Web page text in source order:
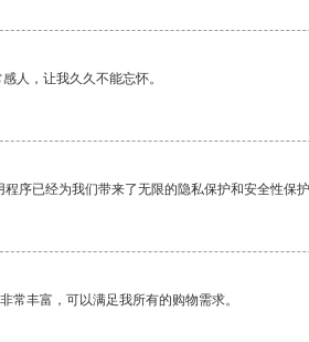
人，让我久久不能忘怀。
序已经为我们带来了无限的隐私保护和安全性保护
常丰富，可以满足我所有的购物需求。